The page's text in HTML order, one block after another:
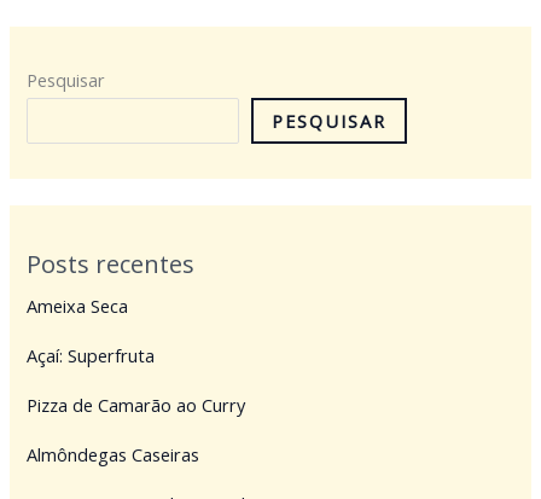
Pesquisar
PESQUISAR
Posts recentes
Ameixa Seca
Açaí: Superfruta
Pizza de Camarão ao Curry
Almôndegas Caseiras